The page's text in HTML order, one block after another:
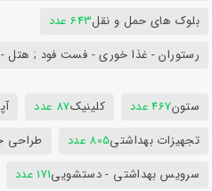
بلوک های حمل و نقل643 عدد
رستوران - غذا خوری - فست فود ; هتل -
ستون467 عدد کلینیک87 عدد
تجهیزات بهداشتی805 عدد طراحی
سرویس بهداشتی - دستشویی171 عدد